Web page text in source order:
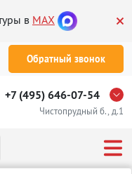
в MAX
Обратный звонок
+7 (495) 646-07-54
Чистопрудный б., д.1